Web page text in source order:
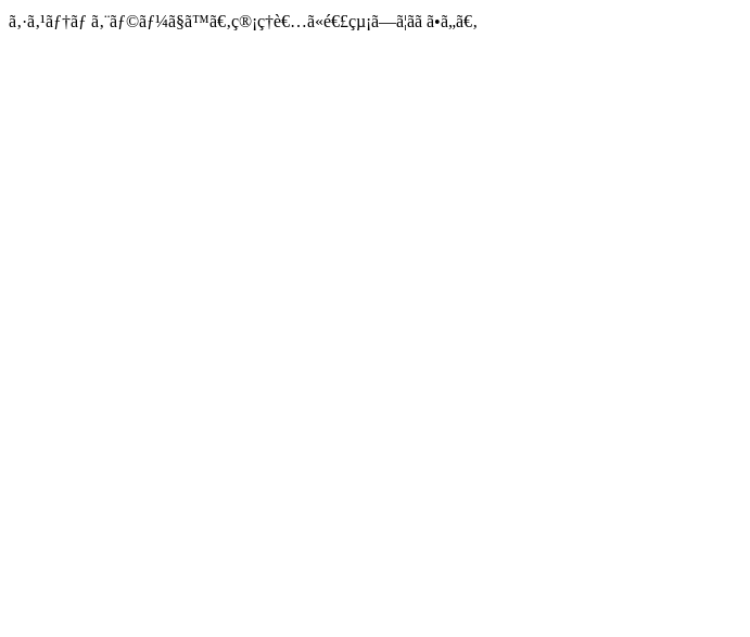
ã‚·ã‚¹ãƒ†ãƒ ã‚¨ãƒ©ãƒ¼ã§ã™ã€‚ç®¡ç†è€…ã«é€£çµ¡ã—ã¦ãã ã•ã„ã€‚